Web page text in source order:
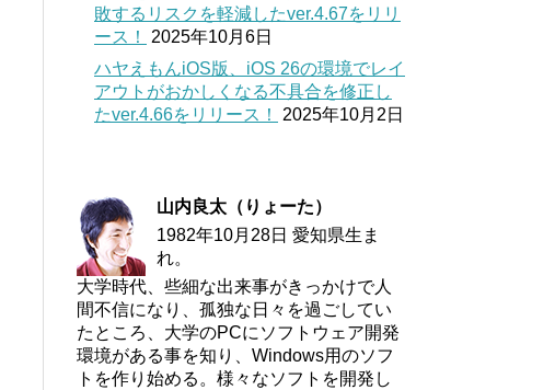
敗するリスクを軽減したver.4.67をリリ
ース！
2025年10月6日
ハヤえもんiOS版、iOS 26の環境でレイ
アウトがおかしくなる不具合を修正し
たver.4.66をリリース！
2025年10月2日
山内良太（りょーた）
1982年10月28日 愛知県生ま
れ。
大学時代、些細な出来事がきっかけで人
間不信になり、孤独な日々を過ごしてい
たところ、大学のPCにソフトウェア開発
環境がある事を知り、Windows用のソフ
トを作り始める。様々なソフトを開発し